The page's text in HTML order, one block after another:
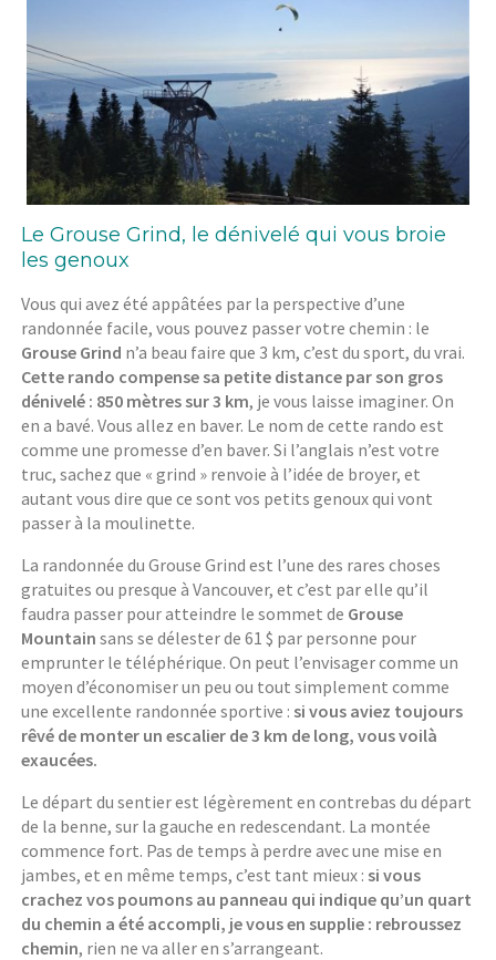
Le Grouse Grind, le dénivelé qui vous broie
les genoux
Vous qui avez été appâtées par la perspective d’une
randonnée facile, vous pouvez passer votre chemin : le
Grouse Grind n’a beau faire que 3 km, c’est du sport, du vrai.
Cette rando compense sa petite distance par son gros
dénivelé : 850 mètres sur 3 km, je vous laisse imaginer. On
en a bavé. Vous allez en baver. Le nom de cette rando est
comme une promesse d’en baver. Si l’anglais n’est votre
truc, sachez que « grind » renvoie à l’idée de broyer, et
autant vous dire que ce sont vos petits genoux qui vont
passer à la moulinette.
La randonnée du Grouse Grind est l’une des rares choses
gratuites ou presque à Vancouver, et c’est par elle qu’il
faudra passer pour atteindre le sommet de Grouse
Mountain sans se délester de 61 $ par personne pour
emprunter le téléphérique. On peut l’envisager comme un
moyen d’économiser un peu ou tout simplement comme
une excellente randonnée sportive :si vous aviez toujours
rêvé de monter un escalier de 3 km de long, vous voilà
exaucées.
Le départ du sentier est légèrement en contrebas du départ
de la benne, sur la gauche en redescendant. La montée
commence fort. Pas de temps à perdre avec une mise en
jambes, et en même temps, c’est tant mieux :si vous
crachez vos poumons au panneau qui indique qu’un quart
du chemin a été accompli, je vous en supplie : rebroussez
chemin, rien ne va aller en s’arrangeant.